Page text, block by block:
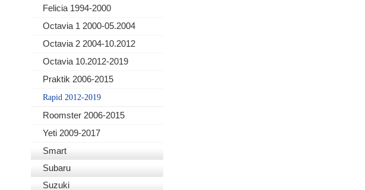
Felicia 1994-2000
Octavia 1 2000-05.2004
Octavia 2 2004-10.2012
Octavia 10.2012-2019
Praktik 2006-2015
Rapid 2012-2019
Roomster 2006-2015
Yeti 2009-2017
Smart
Subaru
Suzuki